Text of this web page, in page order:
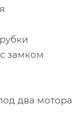
замком
два мотора